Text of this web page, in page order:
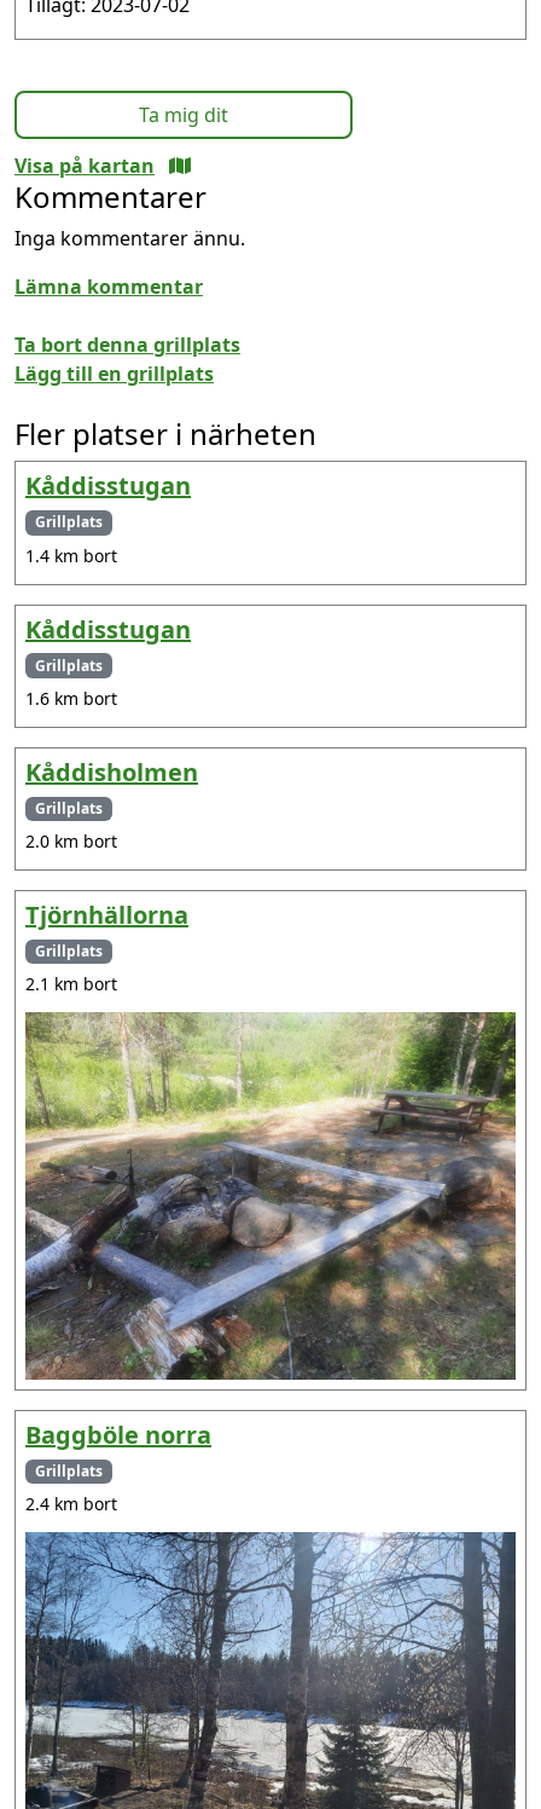
Ta mig dit
Visa på kartan
Kommentarer
Inga kommentarer ännu.
Lämna kommentar
Ta bort denna grillplats
Lägg till en grillplats
Fler platser i närheten
Kåddisstugan
Grillplats
1.4 km bort
Kåddisstugan
Grillplats
1.6 km bort
Kåddisholmen
Grillplats
2.0 km bort
Tjörnhällorna
Grillplats
2.1 km bort
Baggböle norra
Grillplats
2.4 km bort